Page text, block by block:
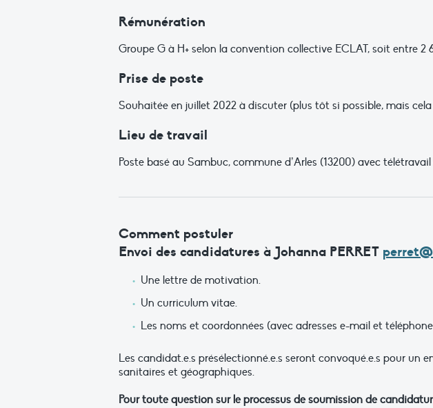
Rémunération
Groupe G à H+ selon la convention collective ECLAT, soit entre
Prise de poste
Souhaitée en juillet 2022 à discuter (plus tôt si possible, mais
Lieu de travail
Poste basé au Sambuc, commune d’Arles (13200) avec
Comment postuler
Envoi des candidatures à Johanna PERRET
Une lettre de motivation.
Un curriculum vitae.
Les noms et coordonnées (avec adresses e-mail et
Les candidat.e.s présélectionné.e.s seront convoqué.e.s pour
sanitaires et géographiques.
Pour toute question sur le processus de soumission de